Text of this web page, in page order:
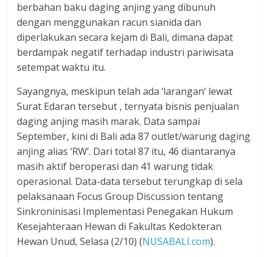
berbahan baku daging anjing yang dibunuh
dengan menggunakan racun sianida dan
diperlakukan secara kejam di Bali, dimana dapat
berdampak negatif terhadap industri pariwisata
setempat waktu itu.
Sayangnya, meskipun telah ada ‘larangan’ lewat
Surat Edaran tersebut , ternyata bisnis penjualan
daging anjing masih marak. Data sampai
September, kini di Bali ada 87 outlet/warung daging
anjing alias ‘RW’. Dari total 87 itu, 46 diantaranya
masih aktif beroperasi dan 41 warung tidak
operasional. Data-data tersebut terungkap di sela
pelaksanaan Focus Group Discussion tentang
Sinkroninisasi Implementasi Penegakan Hukum
Kesejahteraan Hewan di Fakultas Kedokteran
Hewan Unud, Selasa (2/10) (NUSABALI.com).